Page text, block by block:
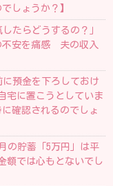
しょうか？】
たらどうするの？」
不安を痛感 夫の収入
預金を下ろしておけ
宅に置こうとしていま
確認されるのでしょ
の貯蓄「5万円」は平
額では心もとないでし